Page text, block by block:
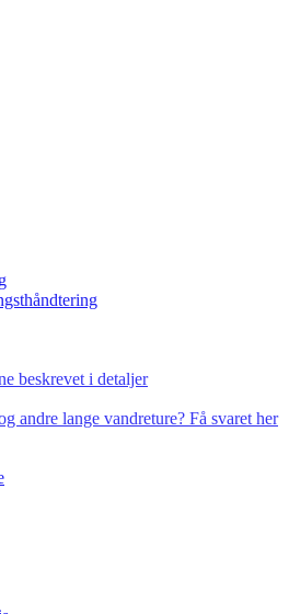
beskrevet i detaljer
lange vandreture? Få svaret her